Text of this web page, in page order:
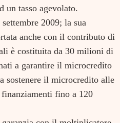
un tasso agevolato.
2009; la sua
anche con il contributo di
è costituita da 30 milioni di
a garantire il microcredito
sostenere il microcredito alle
fino a 120